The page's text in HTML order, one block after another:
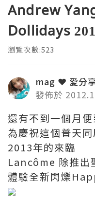
Andrew
Dollidays
瀏覽次數:523
mag ❤ 愛分
發佈於
還有不到一個月
為慶祝這個普天
2013年的來臨
Lancôme 除推出
體驗全新閃爍